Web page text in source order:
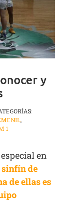
y
,
1
en
de
de ellas es